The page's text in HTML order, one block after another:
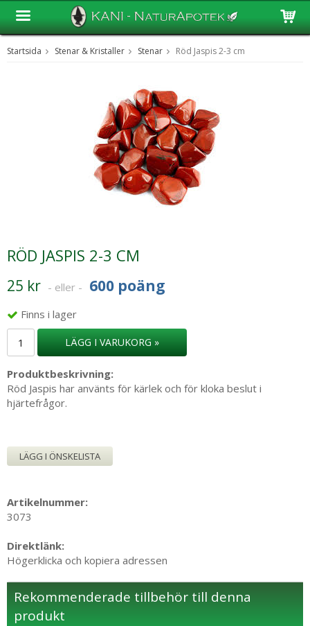
Startsida Stenar & Kristaller Stenar Röd Jaspis 2-3 cm
RÖD JASPIS 2-3 CM
25 kr - eller - 600 poäng
Finns i lager
LÄGG I VARUKORG »
Produktbeskrivning:
Röd Jaspis har använts för kärlek och för kloka beslut i
hjärtefrågor.
LÄGG I ÖNSKELISTA
Artikelnummer:
3073
Direktlänk:
Högerklicka och kopiera adressen
Rekommenderade tillbehör till denna
produkt